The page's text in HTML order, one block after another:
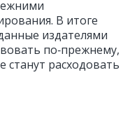
В итоге
издателями
по‑прежнему,
станут расходовать